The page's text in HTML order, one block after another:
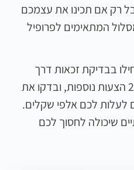
רק אם תכינו את עצמכם
המתאימים לפרופיל
בבדיקת זכאות דרך
הטופס למעלה, קבלו 2-3 הצעות נוספות, ובדקו את
לעלות לכם אלפי שקלים.
שיכולה לחסוך לכם